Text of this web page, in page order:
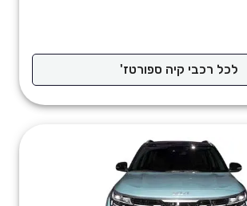
לכל רכבי קיה ספורטז'